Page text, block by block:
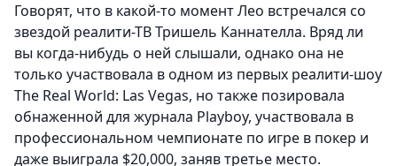
Говорят, что в какой-то момент Лео встречался со
звездой реалити-ТВ Тришель Каннателла. Вряд ли
вы когда-нибудь о ней слышали, однако она не
только участвовала в одном из первых реалити-шоу
The Real World: Las Vegas, но также позировала
обнаженной для журнала Playboy, участвовала в
профессиональном чемпионате по игре в покер и
даже выиграла $20,000, заняв третье место.